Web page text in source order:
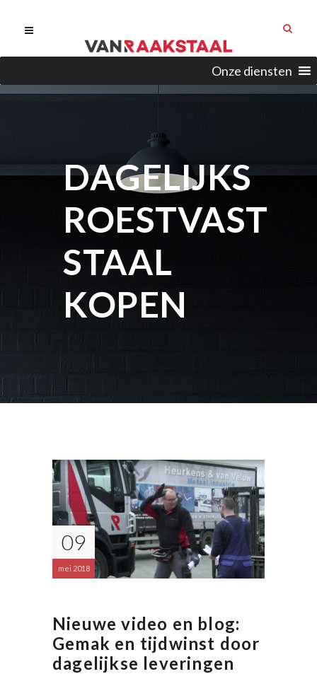
Onze diensten
DAGELIJKS
ROESTVAST
STAAL
KOPEN
09
mei 2018
Nieuwe video en blog:
Gemak en tijdwinst door
dagelijkse leveringen